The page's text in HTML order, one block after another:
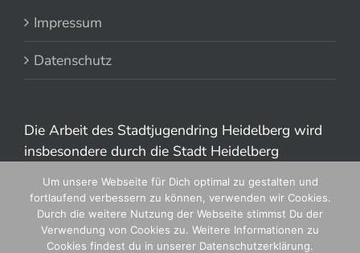
Impressum
Datenschutz
Die Arbeit des Stadtjugendring Heidelberg wird
insbesondere durch die Stadt Heidelberg
Um unsere Webseite für Dich optimal zu gestalten und
fortlaufend verbessern zu können, verwenden wir Cookies.
Durch die weitere Nutzung der Webseite stimmst Du der
Verwendung von Cookies zu. Weitere Informationen zu
Cookies findest du in unserer Datenschutzerklärung.